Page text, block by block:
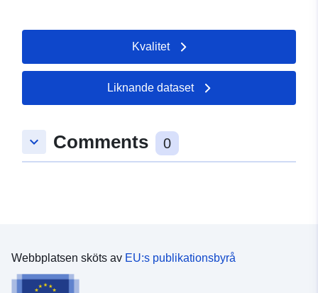
Kvalitet
Liknande dataset
keyboard_arrow_down Comments 0
Webbplatsen sköts av EU:s publikationsbyrå